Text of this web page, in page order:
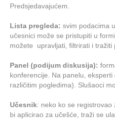
Predsjedavajućem.
Lista pregleda: svim podacima
učesnici može se pristupiti u
možete upravljati, filtrirati i tražiti
Panel (podijum diskusija):
konferencije. Na panelu,
različitim pogledima). Slušaoci
Učesnik: neko ko se registrovao
bi aplicirao za učešće, traži se